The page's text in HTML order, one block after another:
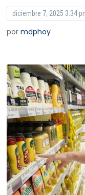
diciembre 7, 2025 3:34
pormdphoy